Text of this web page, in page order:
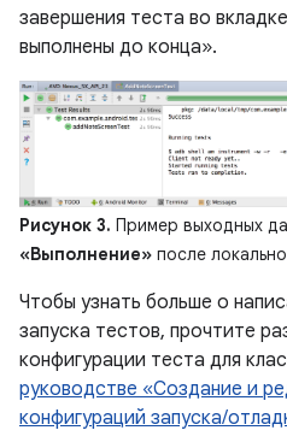
завершения теста во
выполнены до конца».
Рисунок 3. Пример выходных
«Выполнение» после
Чтобы узнать больше о
запуска тестов, прочтите
конфигурации теста для
руководстве «Создание и
конфигураций запуска/